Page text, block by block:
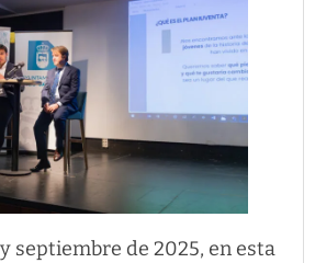
septiembre de 2025, en esta